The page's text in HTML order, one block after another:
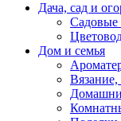
Дача, сад и
Садовые
Дом и семья